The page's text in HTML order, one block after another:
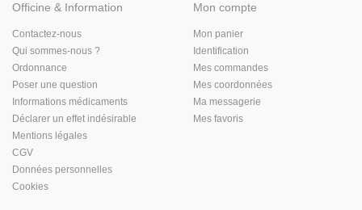
Officine & Information
Contactez-nous
Qui sommes-nous ?
Ordonnance
Poser une question
Informations médicaments
Déclarer un effet indésirable
Mentions légales
CGV
Données personnelles
Cookies
Mon compte
Mon panier
Identification
Mes commandes
Mes coordonnées
Ma messagerie
Mes favoris